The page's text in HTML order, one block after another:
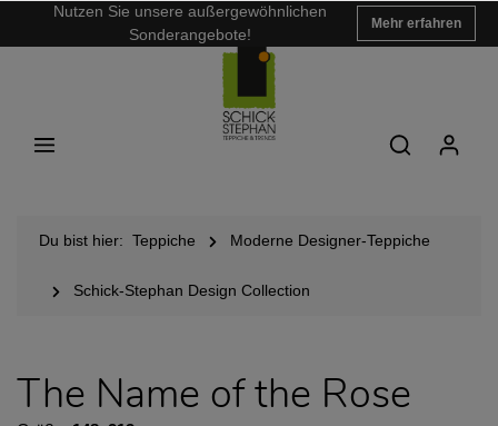
Nutzen Sie unsere außergewöhnlichen
Sonderangebote!
Mehr erfahren
Du bist hier: Teppiche Moderne Designer-Teppiche
Schick-Stephan Design Collection
The Name of the Rose